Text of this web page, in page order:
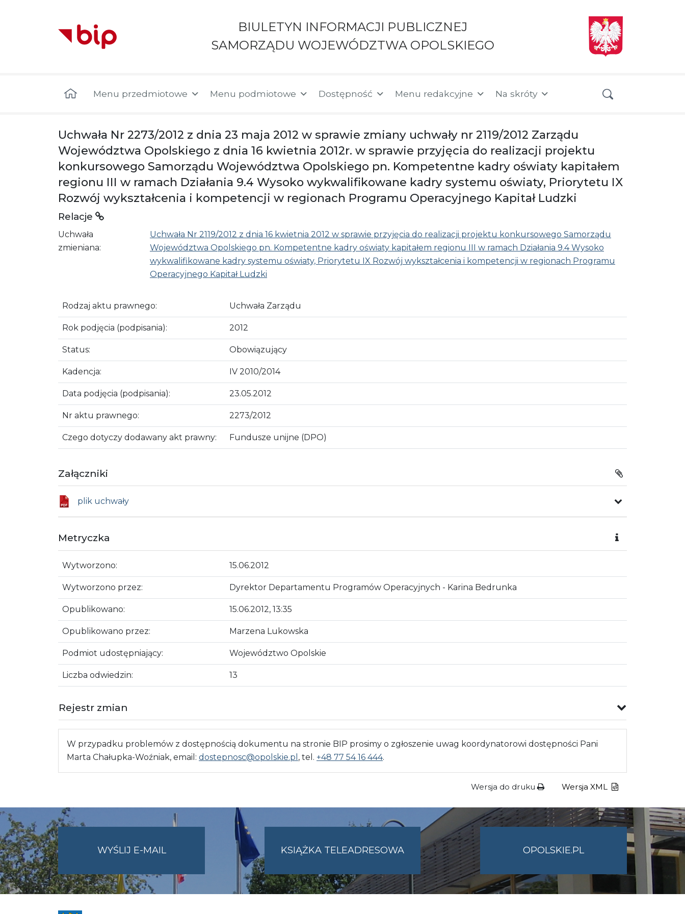
BIULETYN INFORMACJI PUBLICZNEJ
SAMORZĄDU WOJEWÓDZTWA OPOLSKIEGO
Menu przedmiotowe Menu podmiotowe Dostępność Menu redakcyjne Na skróty
Uchwała Nr 2273/2012 z dnia 23 maja 2012 w sprawie zmiany uchwały nr 2119/2012 Zarządu
Województwa Opolskiego z dnia 16 kwietnia 2012r. w sprawie przyjęcia do realizacji projektu
konkursowego Samorządu Województwa Opolskiego pn. Kompetentne kadry oświaty kapitałem
regionu III w ramach Działania 9.4 Wysoko wykwalifikowane kadry systemu oświaty, Priorytetu IX
Rozwój wykształcenia i kompetencji w regionach Programu Operacyjnego Kapitał Ludzki
Relacje
Uchwała
zmieniana:
Uchwała Nr 2119/2012 z dnia 16 kwietnia 2012 w sprawie przyjęcia do realizacji projektu konkursowego Samorządu
Województwa Opolskiego pn. Kompetentne kadry oświaty kapitałem regionu III w ramach Działania 9.4 Wysoko
wykwalifikowane kadry systemu oświaty, Priorytetu IX Rozwój wykształcenia i kompetencji w regionach Programu
Operacyjnego Kapitał Ludzki
Rodzaj aktu prawnego: Uchwała Zarządu
Rok podjęcia (podpisania): 2012
Status: Obowiązujący
Kadencja: IV 2010/2014
Data podjęcia (podpisania): 23.05.2012
Nr aktu prawnego: 2273/2012
Czego dotyczy dodawany akt prawny: Fundusze unijne (DPO)
Załączniki
plik uchwały
Metryczka
Wytworzono: 15.06.2012
Wytworzono przez: Dyrektor Departamentu Programów Operacyjnych - Karina Bedrunka
Opublikowano: 15.06.2012, 13:35
Opublikowano przez: Marzena Lukowska
Podmiot udostępniający: Województwo Opolskie
Liczba odwiedzin: 13
Rejestr zmian
W przypadku problemów z dostępnością dokumentu na stronie BIP prosimy o zgłoszenie uwag koordynatorowi dostępności Pani
Marta Chałupka-Woźniak, email: dostepnosc@opolskie.pl , tel. +48 77 54 16 444.
Wersja do druku Wersja XML
WYŚLIJ E-MAILNA
UMWO@OPOLSKIE.PL
KSIĄŻKA TELEADRESOWA OPOLSKIE.PL